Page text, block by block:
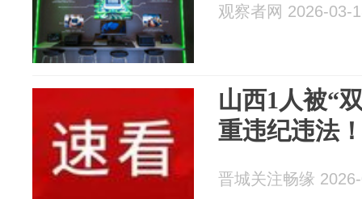
观察者网 2026-03-
山西1人被“
重违纪违法
晋城关注畅缘